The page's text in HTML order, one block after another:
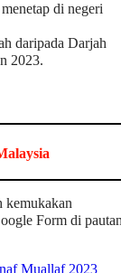
di negeri
daripada Darjah
2023.
kemukakan
Form di
Muallaf 2023